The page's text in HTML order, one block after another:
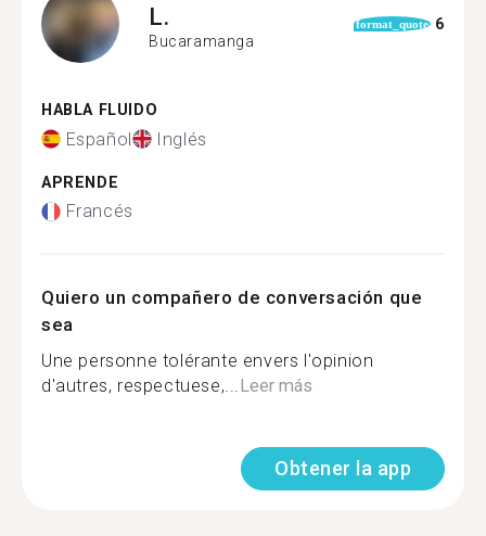
L.
Bucaramanga
format_quote 6
HABLA FLUIDO
Español Inglés
APRENDE
Francés
Quiero un compañero de conversación que
sea
Une personne tolérante envers l'opinion
d'autres, respectuese,...Leer más
Obtener la app